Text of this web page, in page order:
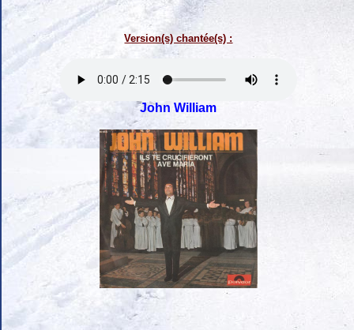
Version(s) chantée(s) :
John William